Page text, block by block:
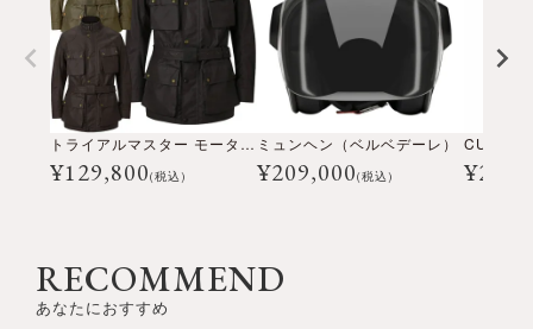
トライアルマスター モーターサイクル ジャケット
¥129,800(税込)
ミュンヘン（ベルベデーレ）
¥209,000(税込) ¥
RECOMMEND
あなたにおすすめ